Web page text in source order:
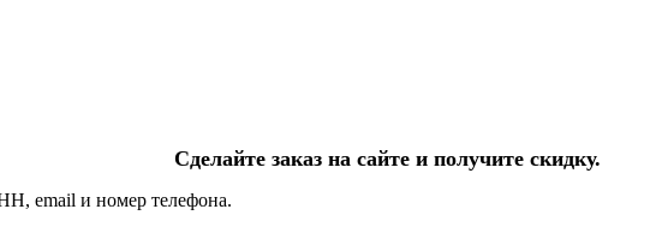
Сделайте заказ на сайте и получите скидку.
email и номер телефона.